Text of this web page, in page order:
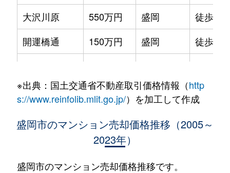
大沢川原
550万円 盛岡
徒歩6分
開運橋通
150万円 盛岡
徒歩6分
開運橋通
700万円 盛岡
徒歩9分
180万円
紺屋町
220万円 盛岡
※出典：国土交通省不動産取引価格情報（http
s://www.reinfolib.mlit.go.jp/）を加工して作成
盛岡市のマンション売却価格推移（2005～
2023年）
盛岡市のマンション売却価格推移です。